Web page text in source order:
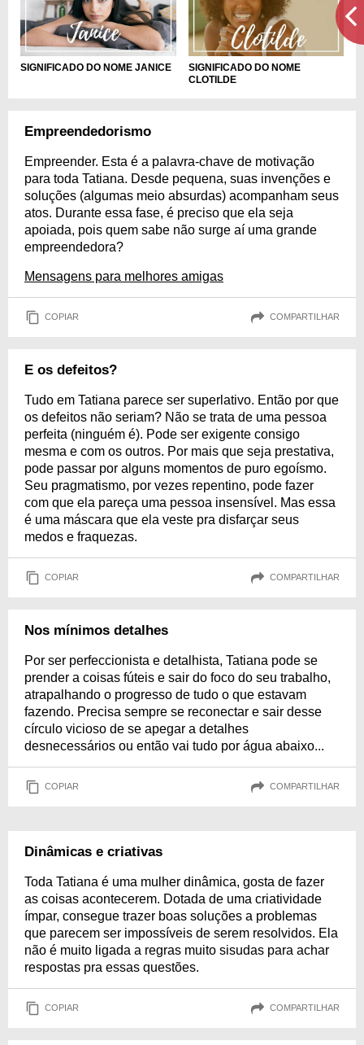
SIGNIFICADO DO NOME JANICE
SIGNIFICADO DO NOME
CLOTILDE
Empreendedorismo
Empreender. Esta é a palavra-chave de motivação
para toda Tatiana. Desde pequena, suas invenções e
soluções (algumas meio absurdas) acompanham seus
atos. Durante essa fase, é preciso que ela seja
apoiada, pois quem sabe não surge aí uma grande
empreendedora?
Mensagens para melhores amigas
COPIAR COMPARTILHAR
E os defeitos?
Tudo em Tatiana parece ser superlativo. Então por que
os defeitos não seriam? Não se trata de uma pessoa
perfeita (ninguém é). Pode ser exigente consigo
mesma e com os outros. Por mais que seja prestativa,
pode passar por alguns momentos de puro egoísmo.
Seu pragmatismo, por vezes repentino, pode fazer
com que ela pareça uma pessoa insensível. Mas essa
é uma máscara que ela veste pra disfarçar seus
medos e fraquezas.
COPIAR COMPARTILHAR
Nos mínimos detalhes
Por ser perfeccionista e detalhista, Tatiana pode se
prender a coisas fúteis e sair do foco do seu trabalho,
atrapalhando o progresso de tudo o que estavam
fazendo. Precisa sempre se reconectar e sair desse
círculo vicioso de se apegar a detalhes
desnecessários ou então vai tudo por água abaixo...
COPIAR COMPARTILHAR
Dinâmicas e criativas
Toda Tatiana é uma mulher dinâmica, gosta de fazer
as coisas acontecerem. Dotada de uma criatividade
ímpar, consegue trazer boas soluções a problemas
que parecem ser impossíveis de serem resolvidos. Ela
não é muito ligada a regras muito sisudas para achar
respostas pra essas questões.
COPIAR COMPARTILHAR